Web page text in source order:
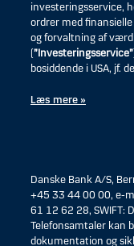
investeringsservice,
ordrer med
og forvaltning af
(”Investeringsservice”
bosiddende i USA, jf.
Læs mere »
Danske Bank A/S,
+45 33 44 00 00, e-
61 12 62 28, SWIFT:
Telefonsamtaler kan
dokumentation og